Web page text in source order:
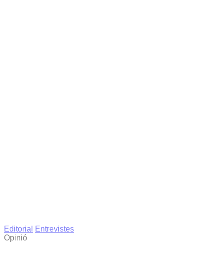
Editorial
Entrevistes
Opinió